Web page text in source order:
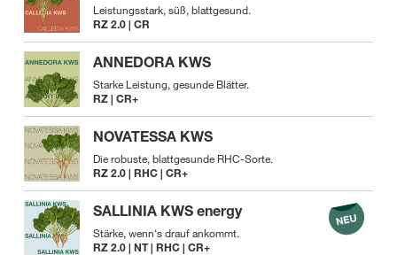
Leistungsstark, süß, blattgesund.
RZ 2.0 | CR
ANNEDORA KWS
Starke Leistung, gesunde Blätter.
RZ | CR+
NOVATESSA KWS
Die robuste, blattgesunde RHC-Sorte.
RZ 2.0 | RHC | CR+
SALLINIA KWS energy
Stärke, wenn‘s drauf ankommt.
RZ 2.0 | NT | RHC | CR+